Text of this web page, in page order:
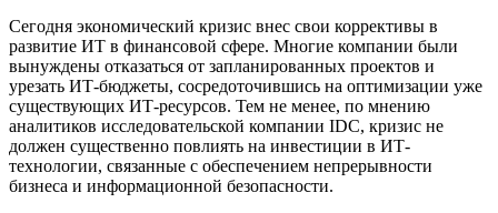
Сегодня экономический кризис внес свои коррективы в
развитие ИТ в финансовой сфере. Многие компании были
вынуждены отказаться от запланированных проектов и
урезать ИТ-бюджеты, сосредоточившись на оптимизации уже
существующих ИТ-ресурсов. Тем не менее, по мнению
аналитиков исследовательской компании IDC, кризис не
должен существенно повлиять на инвестиции в ИТ-
технологии, связанные с обеспечением непрерывности
бизнеса и информационной безопасности.